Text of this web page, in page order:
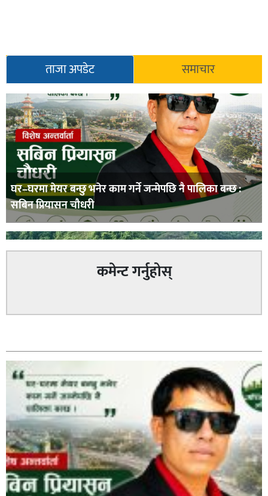
ताजा अपडेट समाचार
घर–घरमा मेयर बन्छु भनेर काम गर्ने जन्मेपछि नै पालिका बन्छ :
सबिन प्रियासन चौधरी
प्रहरी साहयक निरीक्षक कुलबहादुर बिककाे पहलमा खडैचा
प्रहरीले पायाे जग्गाधनी पुर्जा
कमेन्ट गर्नुहोस्